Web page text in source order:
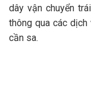
dây vận chuyển
thông qua các
cần sa.